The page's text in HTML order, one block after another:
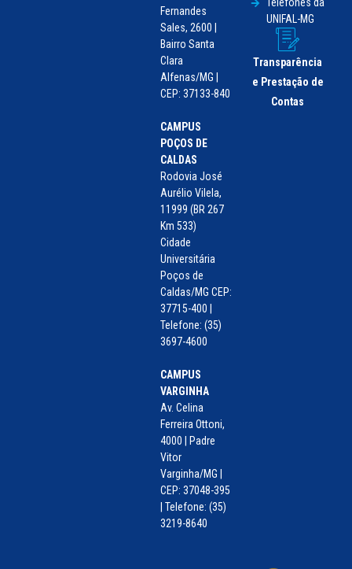
Fernandes
Sales, 2600 |
Bairro Santa
Clara
Alfenas/MG |
CEP: 37133-840
CAMPUS
POÇOS DE
CALDAS
Rodovia José
Aurélio Vilela,
11999 (BR 267
Km 533)
Cidade
Universitária
Poços de
Caldas/MG CEP:
37715-400 |
Telefone: (35)
3697-4600
CAMPUS
VARGINHA
Av. Celina
Ferreira Ottoni,
4000 | Padre
Vitor
Varginha/MG |
CEP: 37048-395
| Telefone: (35)
3219-8640
UNIFAL-MG
Transparência
e Prestação de
Contas